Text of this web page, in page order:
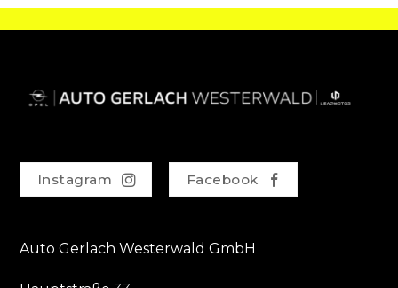
Instagram Facebook
Auto Gerlach Westerwald GmbH